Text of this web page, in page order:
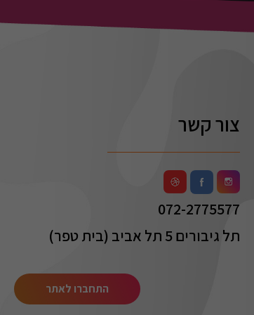
צור קשר
072-2775577
תל גיבורים 5 תל אביב (בית טפר)
התחברו לאתר